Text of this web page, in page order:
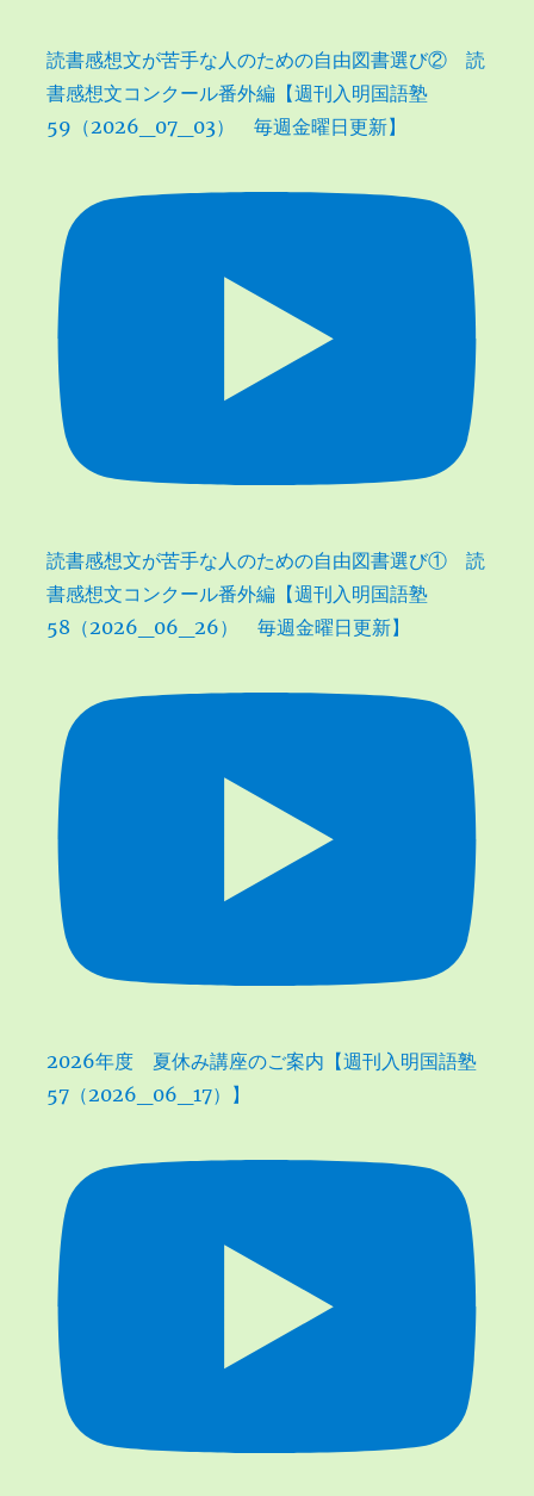
読書感想文が苦手な人のための自由図書選び② 読
書感想文コンクール番外編【週刊入明国語塾
59（2026_07_03） 毎週金曜日更新】
読書感想文が苦手な人のための自由図書選び① 読
書感想文コンクール番外編【週刊入明国語塾
58（2026_06_26） 毎週金曜日更新】
2026年度 夏休み講座のご案内【週刊入明国語塾
57（2026_06_17）】